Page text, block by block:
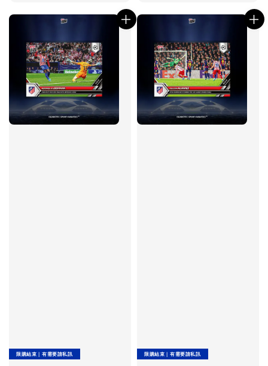
限購結束｜有需要請私訊 限購結束｜有需要請私訊